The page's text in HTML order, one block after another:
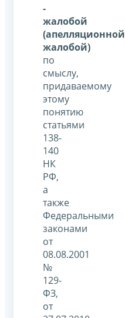
-
жалобой
(апелляционной
жалобой)
по
смыслу,
придаваемому
этому
понятию
статьями
138-
140
НК
РФ,
а
также
Федеральными
законами
от
08.08.2001
№
129-
ФЗ,
от